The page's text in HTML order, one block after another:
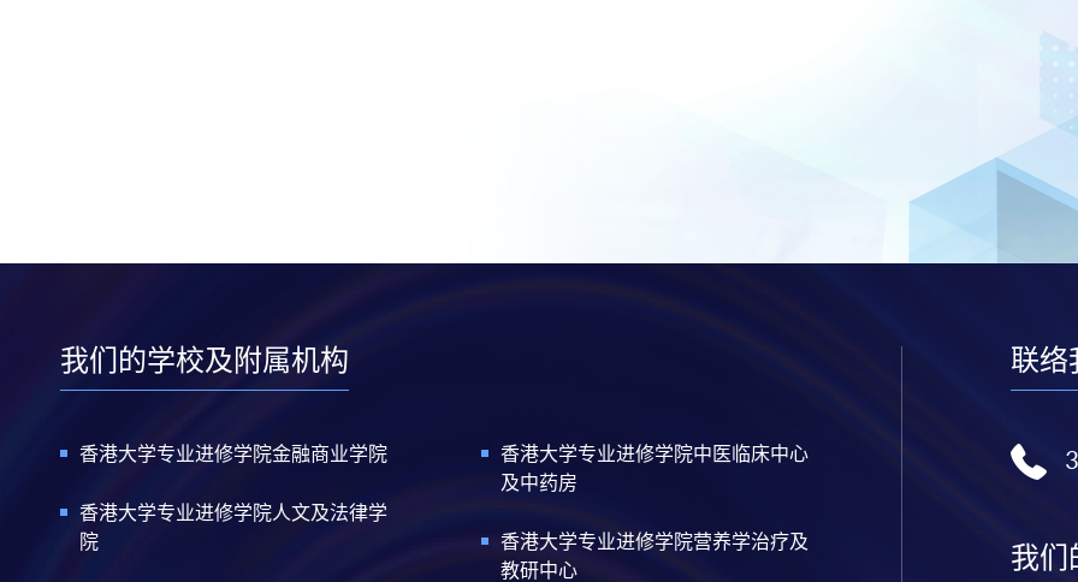
我们的学校及附属机构
香港大学专业进修学院金融商业学院
香港大学专业进修学院人文及法律学
院
香港大学专业进修学院中医临床中心
及中药房
香港大学专业进修学院营养学治疗及
教研中心
联络
我们